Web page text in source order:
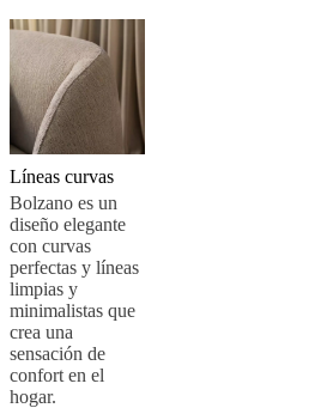
historiaSala
de
prensaArtesanía
y
calidadConoce
a
nuestros
diseñadoresPersonalización
and
certificationsDeclaración
de
accesibilidadHazte
franquiciado
ProgramProjectsArticles
and
news
Líneas curvas
Bolzano es un
diseño elegante
con curvas
perfectas y líneas
limpias y
minimalistas que
crea una
sensación de
confort en el
hogar.